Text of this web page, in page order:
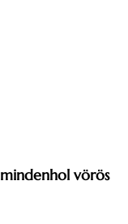
vörös